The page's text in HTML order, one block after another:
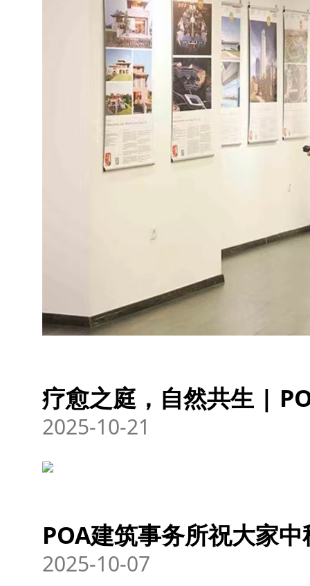
疗愈之庭，自然共生 |
2025-10-21
POA建筑事务所祝大家
2025-10-07